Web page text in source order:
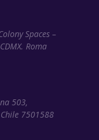
Spaces –
Roma
503,
7501588